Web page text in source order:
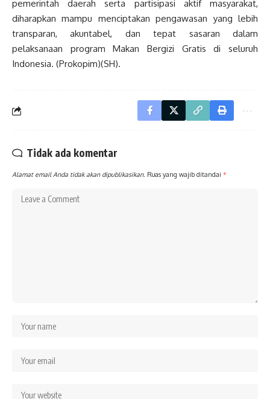
pemerintah daerah serta partisipasi aktif masyarakat,
diharapkan mampu menciptakan pengawasan yang lebih
transparan, akuntabel, dan tepat sasaran dalam
pelaksanaan program Makan Bergizi Gratis di seluruh
Indonesia. (Prokopim)(SH).
Tidak ada komentar
Alamat email Anda tidak akan dipublikasikan. Ruas yang wajib ditandai *